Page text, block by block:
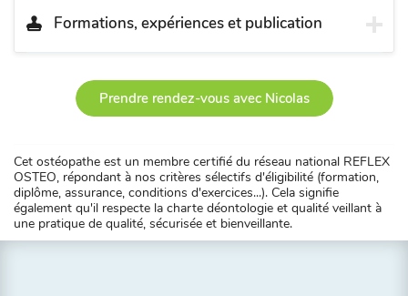
Formations, expériences et publication
Prendre rendez-vous avec Nicolas
Cet ostéopathe est un membre certifié du réseau national REFLEX
OSTEO, répondant à nos critères sélectifs d'éligibilité (formation,
diplôme, assurance, conditions d'exercices...). Cela signifie
également qu'il respecte la charte déontologie et qualité veillant à
une pratique de qualité, sécurisée et bienveillante.